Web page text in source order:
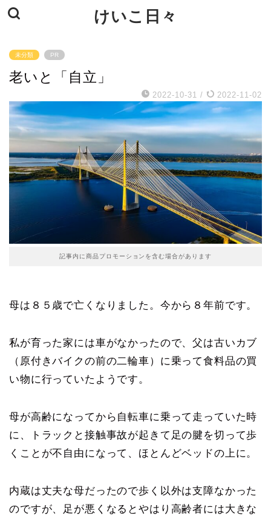
けいこ日々
未分類 PR
老いと「自立」
2022-10-31 / 2022-11-02
記事内に商品プロモーションを含む場合があります
母は８５歳で亡くなりました。今から８年前です。
私が育った家には車がなかったので、父は古いカブ
（原付きバイクの前の二輪車）に乗って食料品の買
い物に行っていたようです。
母が高齢になってから自転車に乗って走っていた時
に、トラックと接触事故が起きて足の腱を切って歩
くことが不自由になって、ほとんどベッドの上に。
内蔵は丈夫な母だったので歩く以外は支障なかった
のですが、足が悪くなるとやはり高齢者には大きな